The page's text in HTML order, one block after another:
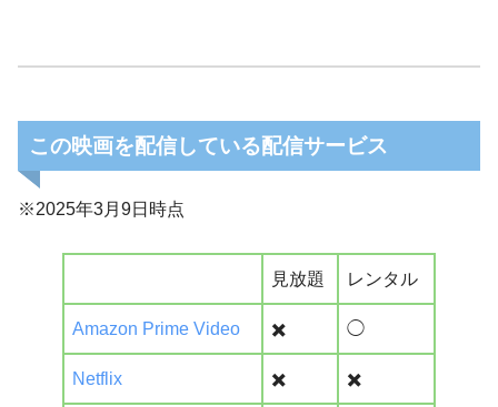
この映画を配信している配信サービス
※2025年3月9日時点
見放題 レンタル
Amazon Prime Video ✖️ ◯
Netflix ✖️ ✖️